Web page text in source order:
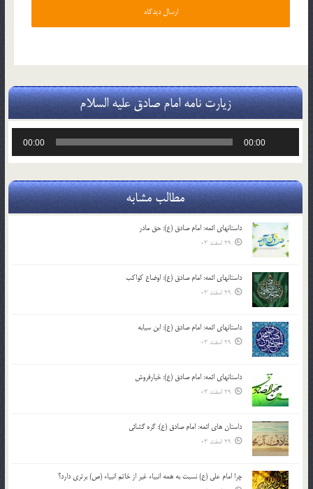
زیارت نامه امام صادق علیه السلام
00:00
00:00
مطالب مشابه
داستانهای ائمه: امام صادق (ع): حق مادر
29 اسفند 03
داستانهای ائمه: امام صادق (ع): اوضاع کواکب
29 اسفند 03
داستانهای ائمه: امام صادق (ع): ابن سیابه
29 اسفند 03
داستانهای ائمه: امام صادق (ع): خیارفروش
29 اسفند 03
داستان های ائمه: امام صادق (ع): گره گشائی
29 اسفند 03
چرا امام علی (ع) نسبت به همه انبیاء غیر از خاتم انبیاء (ص) برتری دارد؟